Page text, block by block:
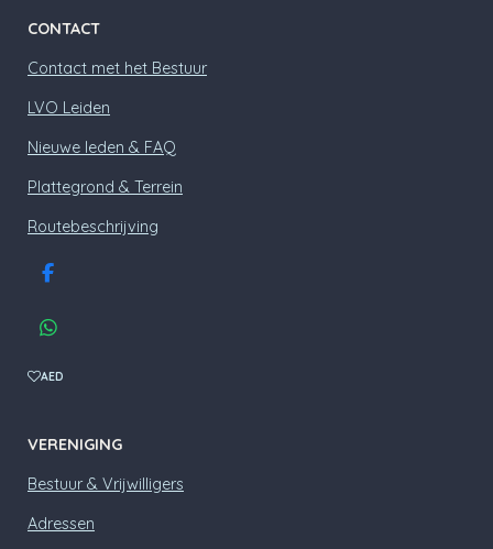
CONTACT
Contact met het Bestuur
LVO Leiden
Nieuwe leden & FAQ
Plattegrond & Terrein
Routebeschrijving
F
c
e
o
W
a
A
p
p
AED
VERENIGING
Bestuur & Vrijwilligers
Adressen